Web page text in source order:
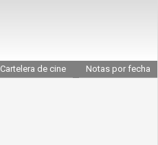
Cartelera de cine Notas por fecha